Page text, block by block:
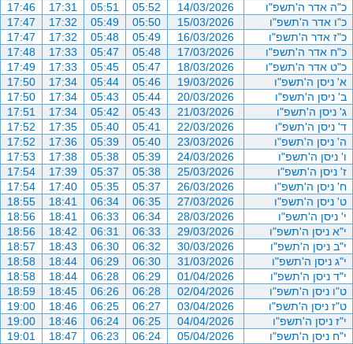
כ"ה אדר ה'תשפ"ו
14/03/2026
05:52
05:51
17:31
17:46
כ"ו אדר ה'תשפ"ו
15/03/2026
05:50
05:49
17:32
17:47
כ"ז אדר ה'תשפ"ו
16/03/2026
05:49
05:48
17:32
17:47
כ"ח אדר ה'תשפ"ו
17/03/2026
05:48
05:47
17:33
17:48
כ"ט אדר ה'תשפ"ו
18/03/2026
05:47
05:45
17:33
17:49
א' ניסן ה'תשפ"ו
19/03/2026
05:46
05:44
17:34
17:50
ב' ניסן ה'תשפ"ו
20/03/2026
05:44
05:43
17:34
17:50
ג' ניסן ה'תשפ"ו
21/03/2026
05:43
05:42
17:34
17:51
ד' ניסן ה'תשפ"ו
22/03/2026
05:41
05:40
17:35
17:52
ה' ניסן ה'תשפ"ו
23/03/2026
05:40
05:39
17:36
17:52
ו' ניסן ה'תשפ"ו
24/03/2026
05:39
05:38
17:38
17:53
ז' ניסן ה'תשפ"ו
25/03/2026
05:38
05:37
17:39
17:54
ח' ניסן ה'תשפ"ו
26/03/2026
05:37
05:35
17:40
17:54
ט' ניסן ה'תשפ"ו
27/03/2026
06:35
06:34
18:41
18:55
י' ניסן ה'תשפ"ו
28/03/2026
06:34
06:33
18:41
18:56
י"א ניסן ה'תשפ"ו
29/03/2026
06:33
06:31
18:42
18:56
י"ב ניסן ה'תשפ"ו
30/03/2026
06:32
06:30
18:43
18:57
י"ג ניסן ה'תשפ"ו
31/03/2026
06:30
06:29
18:44
18:58
י"ד ניסן ה'תשפ"ו
01/04/2026
06:29
06:28
18:44
18:58
ט"ו ניסן ה'תשפ"ו
02/04/2026
06:28
06:26
18:45
18:59
ט"ז ניסן ה'תשפ"ו
03/04/2026
06:27
06:25
18:46
19:00
י"ז ניסן ה'תשפ"ו
04/04/2026
06:25
06:24
18:46
19:00
י"ח ניסן ה'תשפ"ו
05/04/2026
06:24
06:23
18:47
19:01